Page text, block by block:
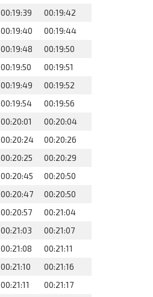
00:19:39
00:19:42
00:19:40
00:19:44
00:19:48
00:19:50
00:19:50
00:19:51
00:19:49
00:19:52
00:19:54
00:19:56
00:20:01
00:20:04
00:20:24
00:20:26
00:20:25
00:20:29
00:20:45
00:20:50
00:20:47
00:20:50
00:20:57
00:21:04
00:21:03
00:21:07
00:21:08
00:21:11
00:21:10
00:21:16
00:21:11
00:21:17